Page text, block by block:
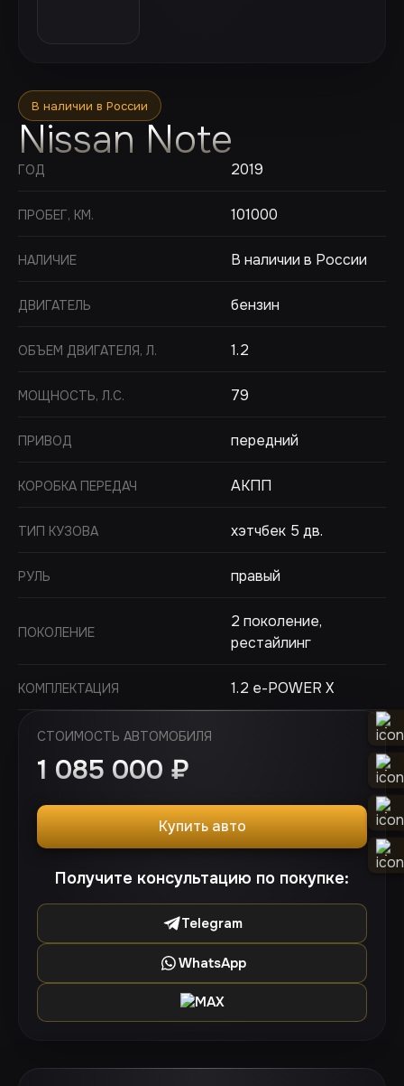
В наличии в России
Nissan Note
ГОД 2019
ПРОБЕГ, КМ. 101000
НАЛИЧИЕ В наличии в России
ДВИГАТЕЛЬ бензин
ОБЪЕМ ДВИГАТЕЛЯ, Л. 1.2
МОЩНОСТЬ, Л.С. 79
ПРИВОД передний
КОРОБКА ПЕРЕДАЧ АКПП
ТИП КУЗОВА хэтчбек 5 дв.
РУЛЬ правый
ПОКОЛЕНИЕ
2 поколение,
рестайлинг
КОМПЛЕКТАЦИЯ 1.2 e-POWER X
СТОИМОСТЬ АВТОМОБИЛЯ
1 085 000 ₽
Купить авто
Получите консультацию по покупке:
Telegram
WhatsApp
MAX